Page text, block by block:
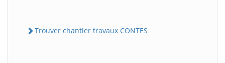
Trouver chantier travaux CONTES